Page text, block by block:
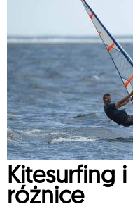
Kitesurfing
różnice